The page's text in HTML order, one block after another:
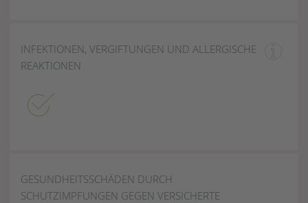
INFEKTIONEN, VERGIFTUNGEN UND ALLERGISCHE
REAKTIONEN
GESUNDHEITSSCHÄDEN DURCH
SCHUTZIMPFUNGEN GEGEN VERSICHERTE